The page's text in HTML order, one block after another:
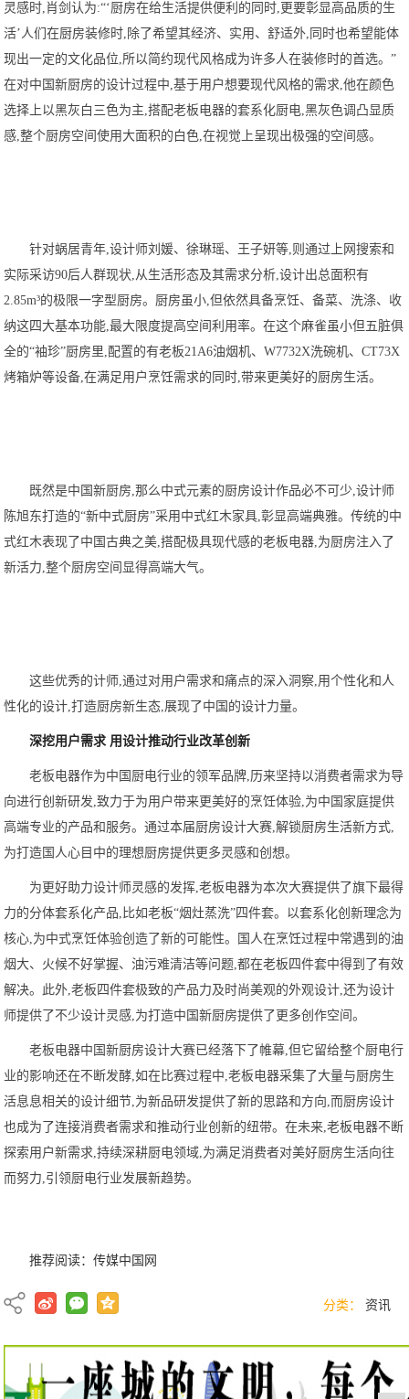
灵感时,肖剑认为:“‘厨房在给生活提供便利的同时,更要彰显高品质的生
活’人们在厨房装修时,除了希望其经济、实用、舒适外,同时也希望能体
现出一定的文化品位,所以简约现代风格成为许多人在装修时的首选。”
在对中国新厨房的设计过程中,基于用户想要现代风格的需求,他在颜色
选择上以黑灰白三色为主,搭配老板电器的套系化厨电,黑灰色调凸显质
感,整个厨房空间使用大面积的白色,在视觉上呈现出极强的空间感。
针对蜗居青年,设计师刘媛、徐琳瑶、王子妍等,则通过上网搜索和
实际采访90后人群现状,从生活形态及其需求分析,设计出总面积有
2.85m³的极限一字型厨房。厨房虽小,但依然具备烹饪、备菜、洗涤、收
纳这四大基本功能,最大限度提高空间利用率。在这个麻雀虽小但五脏俱
全的“袖珍”厨房里,配置的有老板21A6油烟机、W7732X洗碗机、CT73X
烤箱炉等设备,在满足用户烹饪需求的同时,带来更美好的厨房生活。
既然是中国新厨房,那么中式元素的厨房设计作品必不可少,设计师
陈旭东打造的“新中式厨房”采用中式红木家具,彰显高端典雅。传统的中
式红木表现了中国古典之美,搭配极具现代感的老板电器,为厨房注入了
新活力,整个厨房空间显得高端大气。
这些优秀的计师,通过对用户需求和痛点的深入洞察,用个性化和人
性化的设计,打造厨房新生态,展现了中国的设计力量。
深挖用户需求 用设计推动行业改革创新
老板电器作为中国厨电行业的领军品牌,历来坚持以消费者需求为导
向进行创新研发,致力于为用户带来更美好的烹饪体验,为中国家庭提供
高端专业的产品和服务。通过本届厨房设计大赛,解锁厨房生活新方式,
为打造国人心目中的理想厨房提供更多灵感和创想。
为更好助力设计师灵感的发挥,老板电器为本次大赛提供了旗下最得
力的分体套系化产品,比如老板“烟灶蒸洗”四件套。以套系化创新理念为
核心,为中式烹饪体验创造了新的可能性。国人在烹饪过程中常遇到的油
烟大、火候不好掌握、油污难清洁等问题,都在老板四件套中得到了有效
解决。此外,老板四件套极致的产品力及时尚美观的外观设计,还为设计
师提供了不少设计灵感,为打造中国新厨房提供了更多创作空间。
老板电器中国新厨房设计大赛已经落下了帷幕,但它留给整个厨电行
业的影响还在不断发酵,如在比赛过程中,老板电器采集了大量与厨房生
活息息相关的设计细节,为新品研发提供了新的思路和方向,而厨房设计
也成为了连接消费者需求和推动行业创新的纽带。在未来,老板电器不断
探索用户新需求,持续深耕厨电领域,为满足消费者对美好厨房生活向往
而努力,引领厨电行业发展新趋势。
推荐阅读：传媒中国网
分类： 资讯